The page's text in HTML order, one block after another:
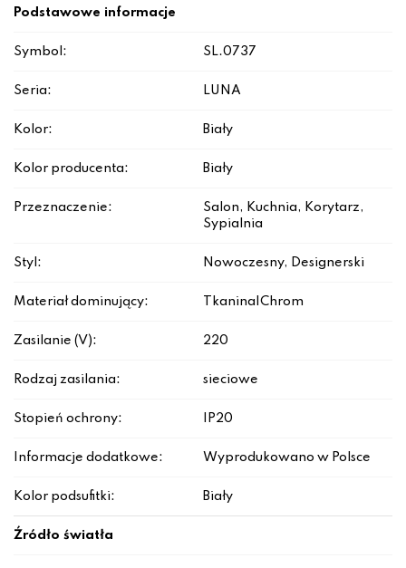
Podstawowe informacje
Symbol: SL.0737
Seria: LUNA
Kolor: Biały
Kolor producenta: Biały
Przeznaczenie:
Salon, Kuchnia, Korytarz,
Sypialnia
Styl: Nowoczesny, Designerski
Materiał dominujący: Tkanina|Chrom
Zasilanie (V): 220
Rodzaj zasilania: sieciowe
Stopień ochrony: IP20
Informacje dodatkowe: Wyprodukowano w Polsce
Kolor podsufitki: Biały
Źródło światła